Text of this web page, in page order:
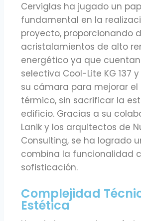
Cerviglas ha jugado un
fundamental en la
proyecto, proporcionando
acristalamientos de alto
energético ya que
selectiva Cool-Lite KG 137
su cámara para mejorar
térmico, sin sacrificar la
edificio. Gracias a su
Lanik y los arquitectos de
Consulting, se ha logrado
combina la funcionalidad
sofisticación.
Complejidad
Estética